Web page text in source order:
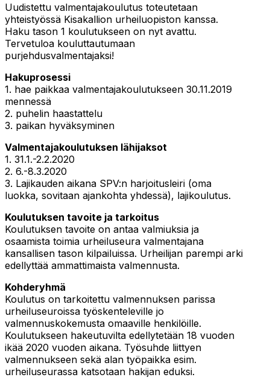
Uudistettu valmentajakoulutus toteutetaan
yhteistyössä Kisakallion urheiluopiston kanssa.
Haku tason 1 koulutukseen on nyt avattu.
Tervetuloa kouluttautumaan
purjehdusvalmentajaksi!
Hakuprosessi
1. hae paikkaa valmentajakoulutukseen 30.11.2019
mennessä
2. puhelin haastattelu
3. paikan hyväksyminen
Valmentajakoulutuksen lähijaksot
1. 31.1.-2.2.2020
2. 6.-8.3.2020
3. Lajikauden aikana SPV:n harjoitusleiri (oma
luokka, sovitaan ajankohta yhdessä), lajikoulutus.
Koulutuksen tavoite ja tarkoitus
Koulutuksen tavoite on antaa valmiuksia ja
osaamista toimia urheiluseura valmentajana
kansallisen tason kilpailuissa. Urheilijan parempi arki
edellyttää ammattimaista valmennusta.
Kohderyhmä
Koulutus on tarkoitettu valmennuksen parissa
urheiluseuroissa työskenteleville jo
valmennuskokemusta omaaville henkilöille.
Koulutukseen hakeutuvilta edellytetään 18 vuoden
ikää 2020 vuoden aikana. Työsuhde liittyen
valmennukseen sekä alan työpaikka esim.
urheiluseurassa katsotaan hakijan eduksi.